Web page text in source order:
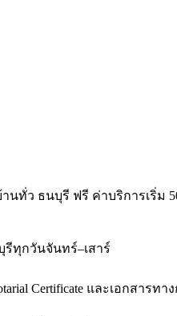
นทั่ว ธนบุรี ฟรี ค่าบริการเริ่ม
รีทุกวันจันทร์–เสาร์
Certificate และเอกส